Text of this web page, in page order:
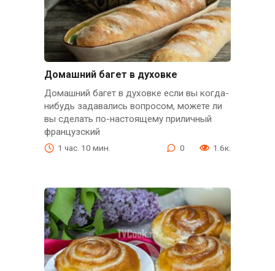
Домашний багет в духовке
Домашний багет в духовке если вы когда-
нибудь задавались вопросом, можете ли
вы сделать по-настоящему приличный
французский
1 час. 10 мин. 0 1.6к.